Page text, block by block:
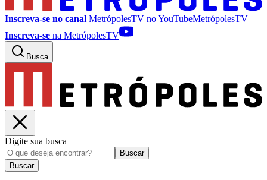
Inscreva-se no canal MetrópolesTV noYouTubeMetrópolesTV
Inscreva-se na MetrópolesTV
Busca
Digite sua busca
Buscar
Buscar